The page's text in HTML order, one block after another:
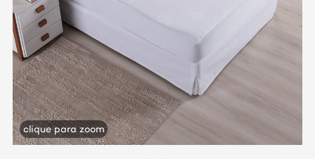
clique para zoom